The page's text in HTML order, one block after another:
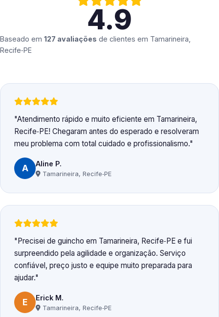
4.9
Baseado em 127 avaliações de clientes em Tamarineira,
Recife‑PE
Atendimento rápido e muito eficiente em Tamarineira,
Recife‑PE! Chegaram antes do esperado e resolveram
meu problema com total cuidado e profissionalismo.
A Aline P.
Tamarineira, Recife‑PE
Precisei de guincho em Tamarineira, Recife‑PE e fui
surpreendido pela agilidade e organização. Serviço
confiável, preço justo e equipe muito preparada para
ajudar.
E Erick M.
Tamarineira, Recife‑PE